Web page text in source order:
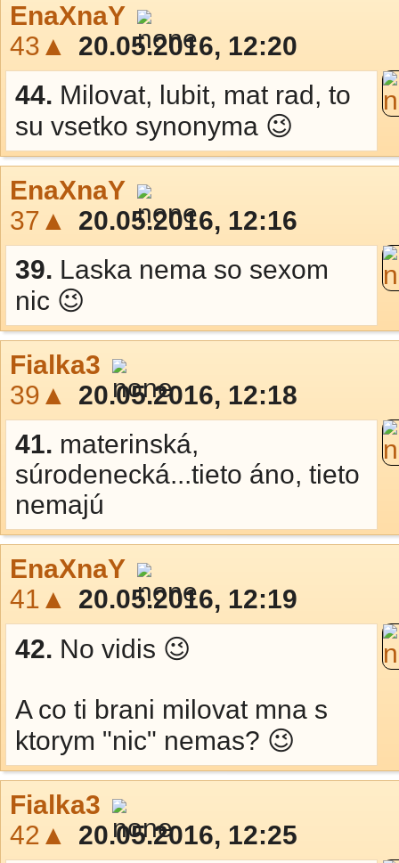
EnaXnaY
43▲
20.05.2016, 12:20
44. Milovat, lubit, mat rad, to
su vsetko synonyma 😉
EnaXnaY
37▲
20.05.2016, 12:16
39. Laska nema so sexom
nic 😉
Fialka3
39▲
20.05.2016, 12:18
41. materinská,
súrodenecká...tieto áno, tieto
nemajú
EnaXnaY
41▲
20.05.2016, 12:19
42. No vidis 😉
A co ti brani milovat mna s
ktorym "nic" nemas? 😉
Fialka3
42▲
20.05.2016, 12:25